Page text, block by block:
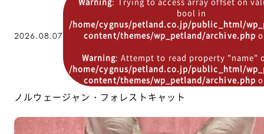
bool in
/home/cygnus/petland.co.jp/public_html/
content/themes/wp_petland/archive.php
Warning: Attempt to read property "name"
/home/cygnus/petland.co.jp/public_html/
content/themes/wp_petland/archive.php
2026.08.07
ノルウェージャン・フォレストキャット